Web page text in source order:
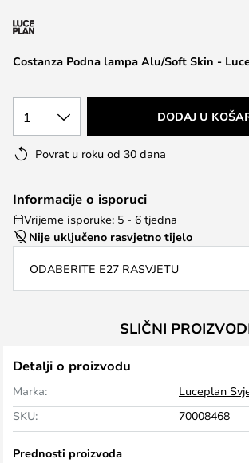
the
gallery
Costanza Podna lampa Alu/Soft Skin -
1 DODAJ U
Povrat u roku od 30 dana
Informacije o isporuci
Vrijeme isporuke: 5 - 6 tjedna
Nije uključeno rasvjetno tijelo
ODABERITE E27 RASVJETU
SLIČNI
Detalji o proizvodu
Marka:
Luceplan
SKU:
70008468
Prednosti proizvoda